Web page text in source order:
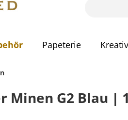
Papeterie Kreativ
Minen G2 Blau |